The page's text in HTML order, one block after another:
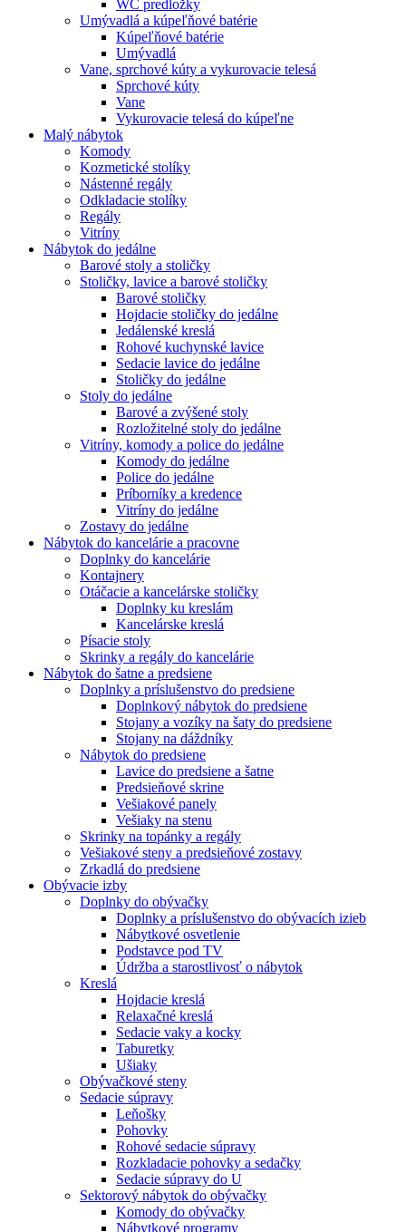
WC predložky
Umývadlá a kúpeľňové batérie
Kúpeľňové batérie
Umývadlá
Vane, sprchové kúty a vykurovacie telesá
Sprchové kúty
Vane
Vykurovacie telesá do kúpeľne
Malý nábytok
Komody
Kozmetické stolíky
Nástenné regály
Odkladacie stolíky
Regály
Vitríny
Nábytok do jedálne
Barové stoly a stoličky
Stoličky, lavice a barové stoličky
Barové stoličky
Hojdacie stoličky do jedálne
Jedálenské kreslá
Rohové kuchynské lavice
Sedacie lavice do jedálne
Stoličky do jedálne
Stoly do jedálne
Barové a zvýšené stoly
Rozložitelné stoly do jedálne
Vitríny, komody a police do jedálne
Komody do jedálne
Police do jedálne
Príborníky a kredence
Vitríny do jedálne
Zostavy do jedálne
Nábytok do kancelárie a pracovne
Doplnky do kancelárie
Kontajnery
Otáčacie a kancelárske stoličky
Doplnky ku kreslám
Kancelárske kreslá
Písacie stoly
Skrinky a regály do kancelárie
Nábytok do šatne a predsiene
Doplnky a príslušenstvo do predsiene
Doplnkový nábytok do predsiene
Stojany a vozíky na šaty do predsiene
Stojany na dáždníky
Nábytok do predsiene
Lavice do predsiene a šatne
Predsieňové skrine
Vešiakové panely
Vešiaky na stenu
Skrinky na topánky a regály
Vešiakové steny a predsieňové zostavy
Zrkadlá do predsiene
Obývacie izby
Doplnky do obývačky
Doplnky a príslušenstvo do obývacích izieb
Nábytkové osvetlenie
Podstavce pod TV
Údržba a starostlivosť o nábytok
Kreslá
Hojdacie kreslá
Relaxačné kreslá
Sedacie vaky a kocky
Taburetky
Ušiaky
Obývačkové steny
Sedacie súpravy
Leňošky
Pohovky
Rohové sedacie súpravy
Rozkladacie pohovky a sedačky
Sedacie súpravy do U
Sektorový nábytok do obývačky
Komody do obývačky
Nábytkové programy